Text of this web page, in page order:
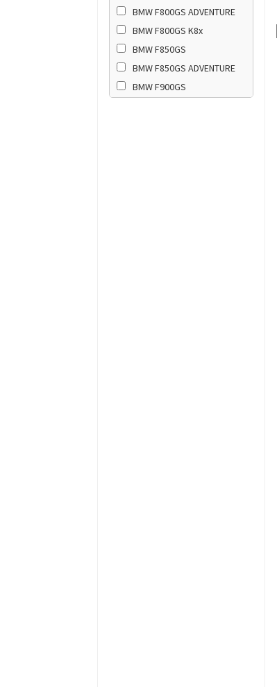
BMW F800GS ADVENTURE
BMW F800GS K8x
BMW F850GS
BMW F850GS ADVENTURE
BMW F900GS